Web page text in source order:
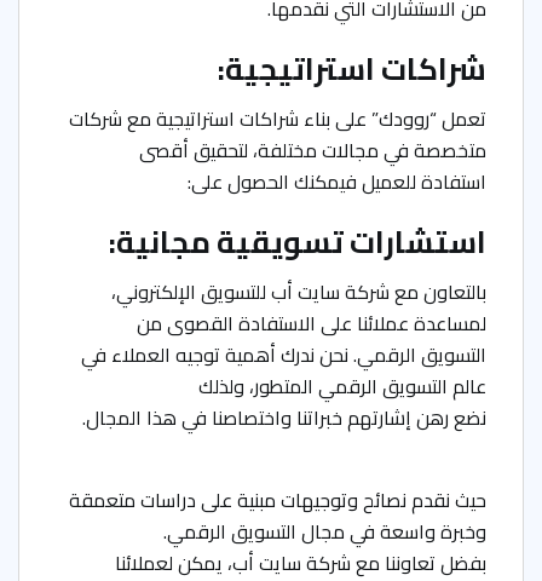
من الاستشارات التي نقدمها.
شراكات استراتيجية:
تعمل “روودك” على بناء شراكات استراتيجية مع شركات
متخصصة في مجالات مختلفة، لتحقيق أقصى
استفادة للعميل فيمكنك الحصول على:
استشارات تسويقية مجانية:
بالتعاون مع شركة سايت أب للتسويق الإلكتروني،
لمساعدة عملائنا على الاستفادة القصوى من
التسويق الرقمي. نحن ندرك أهمية توجيه العملاء في
عالم التسويق الرقمي المتطور، ولذلك
نضع رهن إشارتهم خبراتنا واختصاصنا في هذا المجال.
حيث نقدم نصائح وتوجيهات مبنية على دراسات متعمقة
وخبرة واسعة في مجال التسويق الرقمي.
بفضل تعاوننا مع شركة سايت أب، يمكن لعملائنا